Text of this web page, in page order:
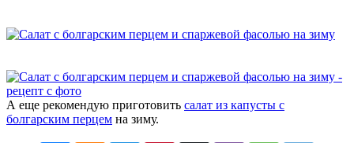
А еще рекомендую приготовить салат из капусты с
болгарским перцем на зиму.